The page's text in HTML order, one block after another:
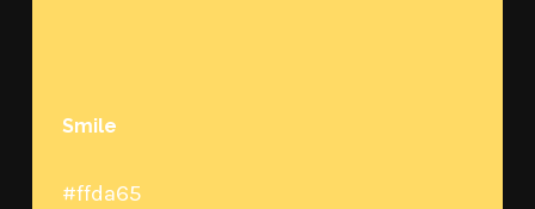
Smile
#ffda65